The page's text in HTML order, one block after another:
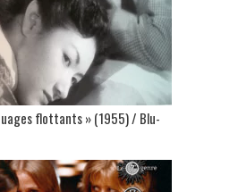
flottants » (1955) / Blu-